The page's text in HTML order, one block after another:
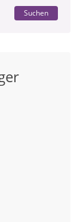
Suchen